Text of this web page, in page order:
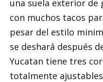
una suela exterior de
con muchos tacos
pesar del estilo
se deshará después
Yucatan tiene tres
totalmente